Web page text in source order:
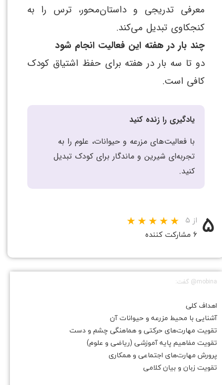
معرفی تدریجی و داستان‌محور، ترس را به
کنجکاوی تبدیل می‌کند.
چند بار در هفته این فعالیت انجام شود
دو تا سه بار در هفته برای حفظ اشتیاق کودک
کافی است.
یادگیری را زنده کنید
با فعالیت‌های مزرعه و حیوانات، علوم را به
تجربه‌ای شیرین و ماندگار برای کودک تبدیل
کنید.
۵ از ۵
۶ مشارکت کننده
mobina@ گفت:
اهداف کلی
آشنایی با محیط مزرعه و حیوانات آن
تقویت مهارت‌های حرکتی و هماهنگی چشم و دست
تقویت مفاهیم پایه آموزشی (ریاضی و علوم)
پرورش مهارت‌های اجتماعی و همکاری
تقویت زبان و بیان کلامی